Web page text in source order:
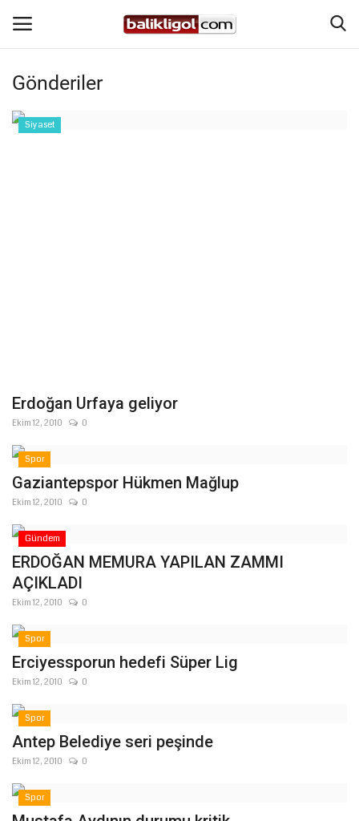
Giriş Yap
Tekno Bilim
Ekonomi
Siyaset
Galeriler
Yaşam
Künye
Sağlık
İletişim
Kültür Sanat
Gönderiler
Siyaset
Erdoğan Urfaya geliyor
Ekim 12, 2010 0
Spor
Gaziantepspor Hükmen Mağlup
Ekim 12, 2010 0
Gündem
ERDOĞAN MEMURA YAPILAN ZAMMI
AÇIKLADI
Ekim 12, 2010 0
Spor
Erciyessporun hedefi Süper Lig
Ekim 12, 2010 0
Spor
Antep Belediye seri peşinde
Ekim 12, 2010 0
Spor